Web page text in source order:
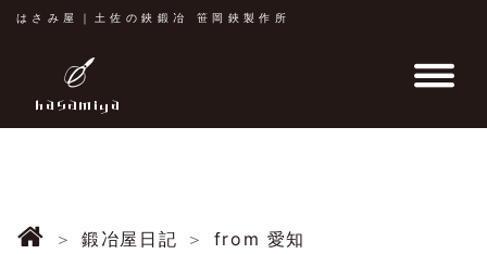
はさみ屋｜土佐の鋏鍛冶 笹岡鋏製作所
鍛冶屋日記 from 愛知